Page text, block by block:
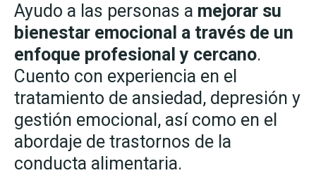
Ayudo a las personas a mejorar su
bienestar emocional a través de un
enfoque profesional y cercano.
Cuento con experiencia en el
tratamiento de ansiedad, depresión y
gestión emocional, así como en el
abordaje de trastornos de la
conducta alimentaria.